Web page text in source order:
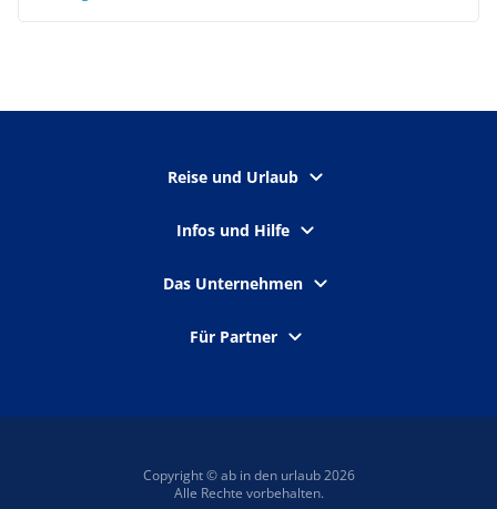
Reise und Urlaub
Infos und Hilfe
Das Unternehmen
Für Partner
Copyright © ab in den urlaub 2026
Alle Rechte vorbehalten.